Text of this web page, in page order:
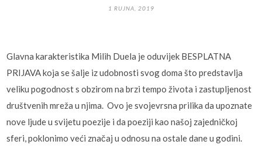
1 RUJNA, 2019
Glavna karakteristika Milih Duela je oduvijek BESPLATNA
PRIJAVA koja se šalje iz udobnosti svog doma što predstavlja
veliku pogodnost s obzirom na brzi tempo života i zastupljenost
društvenih mreža u njima. Ovo je svojevrsna prilika da upoznate
nove ljude u svijetu poezije i da poeziji kao našoj zajedničkoj
sferi, poklonimo veći značaj u odnosu na ostale dane u godini.